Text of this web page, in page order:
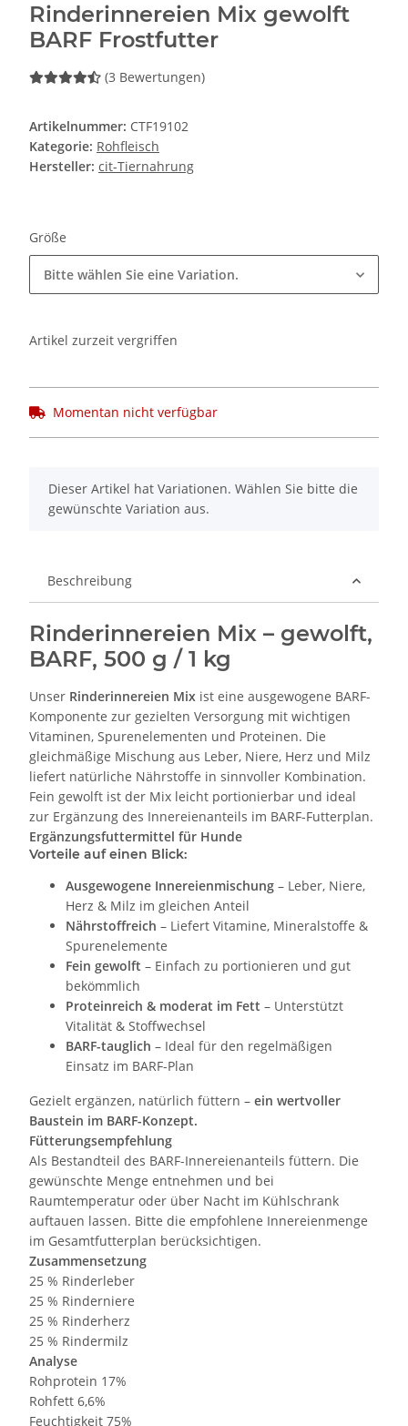
Rinderinnereien Mix gewolft
BARF Frostfutter
(3 Bewertungen)
Artikelnummer: CTF19102
Kategorie: Rohfleisch
Hersteller: cit-Tiernahrung
Größe
Bitte wählen Sie eine Variation.
Artikel zurzeit vergriffen
Momentan nicht verfügbar
x
Dieser Artikel hat Variationen. Wählen Sie bitte die
gewünschte Variation aus.
Beschreibung
Rinderinnereien Mix – gewolft,
BARF, 500 g / 1 kg
Unser Rinderinnereien Mix ist eine ausgewogene BARF-
Komponente zur gezielten Versorgung mit wichtigen
Vitaminen, Spurenelementen und Proteinen. Die
gleichmäßige Mischung aus Leber, Niere, Herz und Milz
liefert natürliche Nährstoffe in sinnvoller Kombination.
Fein gewolft ist der Mix leicht portionierbar und ideal
zur Ergänzung des Innereienanteils im BARF-Futterplan.
Ergänzungsfuttermittel für Hunde
Vorteile auf einen Blick:
Ausgewogene Innereienmischung – Leber, Niere,
Herz & Milz im gleichen Anteil
Nährstoffreich – Liefert Vitamine, Mineralstoffe &
Spurenelemente
Fein gewolft – Einfach zu portionieren und gut
bekömmlich
Proteinreich & moderat im Fett – Unterstützt
Vitalität & Stoffwechsel
BARF-tauglich – Ideal für den regelmäßigen
Einsatz im BARF-Plan
Gezielt ergänzen, natürlich füttern – ein wertvoller
Baustein im BARF-Konzept.
Fütterungsempfehlung
Als Bestandteil des BARF-Innereienanteils füttern. Die
gewünschte Menge entnehmen und bei
Raumtemperatur oder über Nacht im Kühlschrank
auftauen lassen. Bitte die empfohlene Innereienmenge
im Gesamtfutterplan berücksichtigen.
Zusammensetzung
25 % Rinderleber
25 % Rinderniere
25 % Rinderherz
25 % Rindermilz
Analyse
Rohprotein 17%
Rohfett 6,6%
Feuchtigkeit 75%